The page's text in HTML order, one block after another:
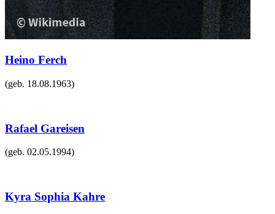
Heino Ferch
(geb. 18.08.1963)
Rafael Gareisen
(geb. 02.05.1994)
Kyra Sophia Kahre